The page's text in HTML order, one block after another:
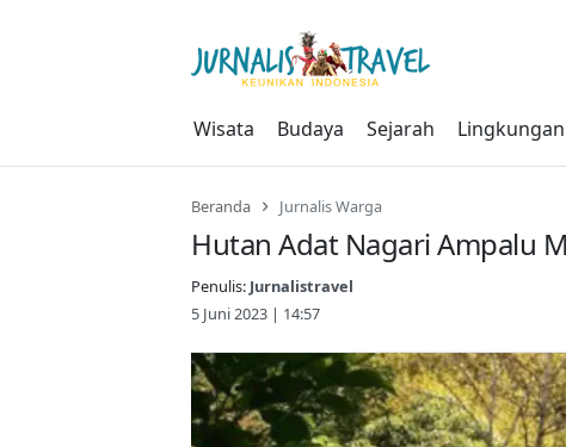
Wisata Budaya Sejarah Lingkungan
Beranda Jurnalis Warga
Hutan Adat Nagari Ampalu
Penulis: Jurnalistravel
5 Juni 2023 | 14:57